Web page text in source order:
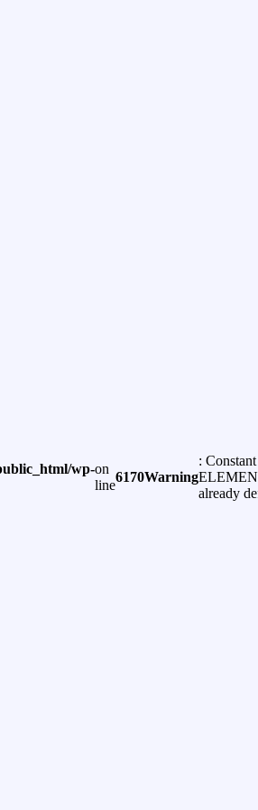
wp-on
line
6170Warning
: Constant
already